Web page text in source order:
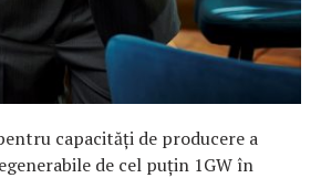
capacități de producere a
de cel puțin 1GW în